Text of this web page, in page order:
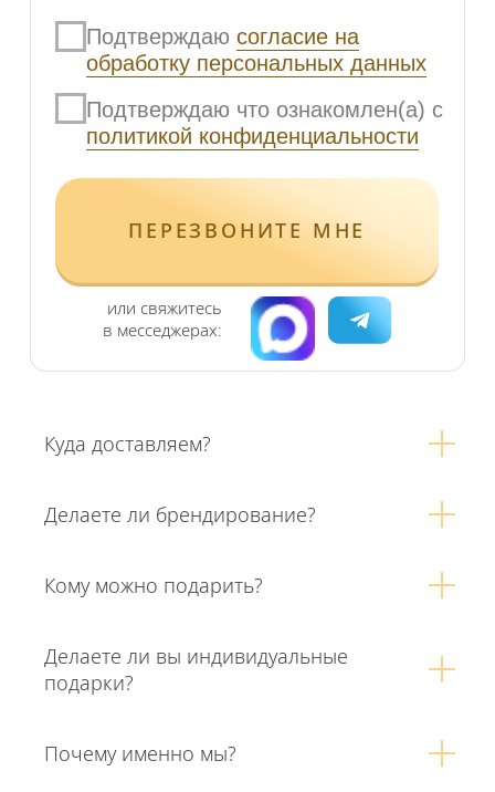
Куда доставляем?
Делаете ли брендирование?
Кому можно подарить?
Делаете ли вы индивидуальные
подарки?
Почему именно мы?